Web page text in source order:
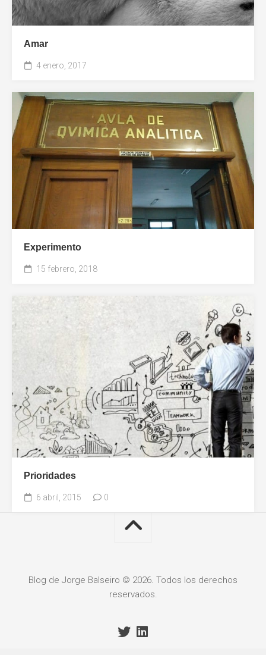
Amar
4 enero, 2017
Experimento
15 febrero, 2018
Prioridades
6 abril, 2015 0
Blog de Jorge Balseiro © 2026. Todos los derechos
reservados.